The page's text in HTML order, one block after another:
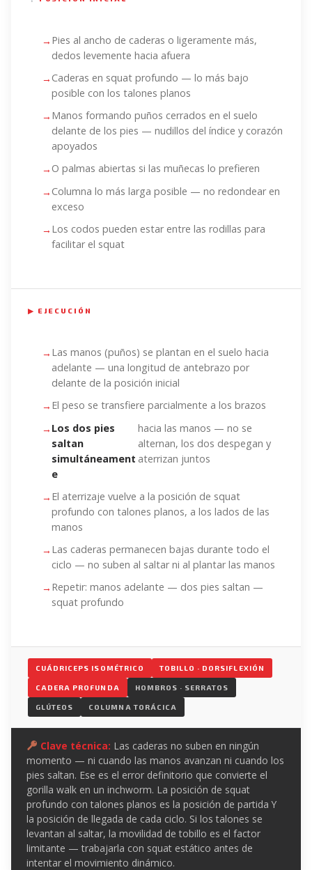
Pies al ancho de caderas o ligeramente más,
dedos levemente hacia afuera
Caderas en squat profundo — lo más bajo
posible con los talones planos
Manos formando puños cerrados en el suelo
delante de los pies — nudillos del índice y corazón
apoyados
O palmas abiertas si las muñecas lo prefieren
Columna lo más larga posible — no redondear en
exceso
Los codos pueden estar entre las rodillas para
facilitar el squat
▶ EJECUCIÓN
Las manos (puños) se plantan en el suelo hacia
adelante — una longitud de antebrazo por
delante de la posición inicial
El peso se transfiere parcialmente a los brazos
Los dos pies
saltan
simultáneament
e
hacia las manos — no se
alternan, los dos despegan y
aterrizan juntos
El aterrizaje vuelve a la posición de squat
profundo con talones planos, a los lados de las
manos
Las caderas permanecen bajas durante todo el
ciclo — no suben al saltar ni al plantar las manos
Repetir: manos adelante — dos pies saltan —
squat profundo
CUÁDRICEPS ISOMÉTRICO TOBILLO · DORSIFLEXIÓN
CADERA PROFUNDA HOMBROS · SERRATOS
GLÚTEOS COLUMNA TORÁCICA
Clave técnica: Las caderas no suben en ningún
momento — ni cuando las manos avanzan ni cuando los
pies saltan. Ese es el error definitorio que convierte el
gorilla walk en un inchworm. La posición de squat
profundo con talones planos es la posición de partida Y
la posición de llegada de cada ciclo. Si los talones se
levantan al saltar, la movilidad de tobillo es el factor
limitante — trabajarla con squat estático antes de
intentar el movimiento dinámico.